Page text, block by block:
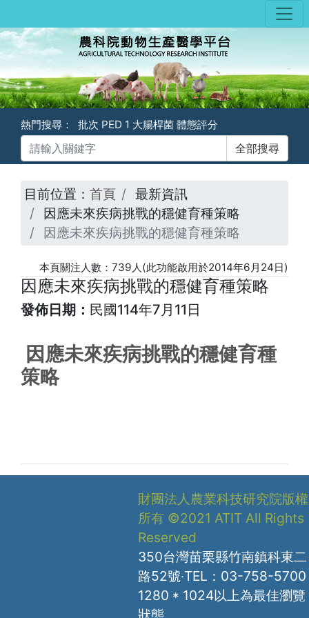
熱門搜尋： 批次 PED 1 大腸桿菌 體態評分
目前位置： 首頁
最新資訊
因應未來疾病挑戰的穩健育種策略
因應未來疾病挑戰的穩健育種策略
本頁關注人數： 739 人(此功能啟用於2014年6月24日)
因應未來疾病挑戰的穩健育種策略
發佈日期： 民國114年7月11日
因應未來疾病挑戰的穩健育種
策略
財團法人農業科技研究院版權
所有 ©2021 ATIT All Rights
Reserved
350台灣苗栗縣竹南鎮科東二
路52號‧TEL：03-758-5700
1280 * 1024以上為最佳瀏覽
狀態